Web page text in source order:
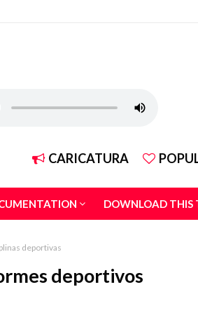
CARICATURA
DOWNLOAD THIS
deportivas
deportivos